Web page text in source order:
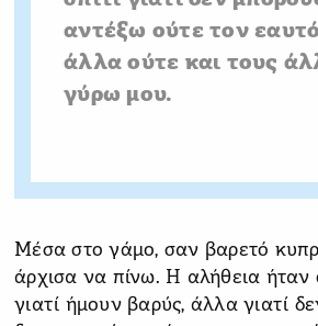
αντέξω ούτε τον
άλλα ούτε και τους
γύρω μου.
Μέσα στο γάμο, σαν βαρετό
άρχισα να πίνω. Η αλήθεια ήταν
γιατί ήμουν βαρύς, άλλα γιατί